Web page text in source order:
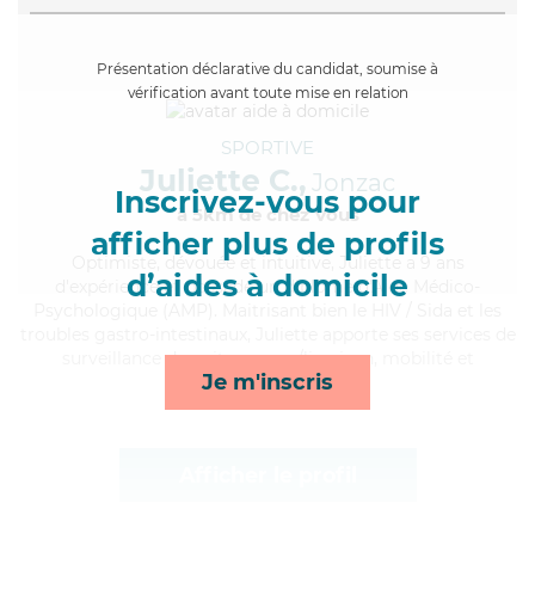
Présentation déclarative du candidat, soumise à
vérification avant toute mise en relation
Inscrivez-vous pour
afficher plus de profils
d’aides à domicile
Je m'inscris
SPORTIVE
Juliette C., Jonzac
à 5km de chez Vous
, dévouée et intuitive, Juliette a 9 ans
d'expérience et possède un diplôme d'Aide Médico-
surveillance de nuit, courses/livraison, mobilité et
lever/coucher*